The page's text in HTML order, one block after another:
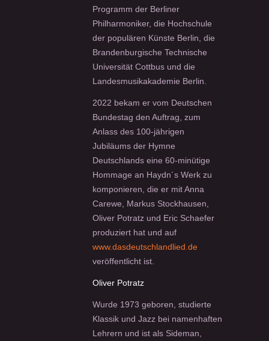
Programm der Berliner
Philharmoniker, die Hochschule
der populären Künste Berlin, die
Brandenburgische Technische
Universität Cottbus und die
Landesmusikakademie Berlin.
2022 bekam er vom Deutschen
Bundestag den Auftrag, zum
Anlass des 100-jährigen
Jubiläums der Hymne
Deutschlands eine 60-minütige
Hommage an Haydn´s Werk zu
komponieren, die er mit Anna
Carewe, Markus Stockhausen,
Oliver Potratz und Eric Schaefer
produziert hat und auf
www.dasdeutschlandlied.de
veröffentlicht ist.
Oliver Potratz
Wurde 1973 geboren, studierte
Klassik und Jazz bei namenhaften
Lehrern und ist als Sideman,